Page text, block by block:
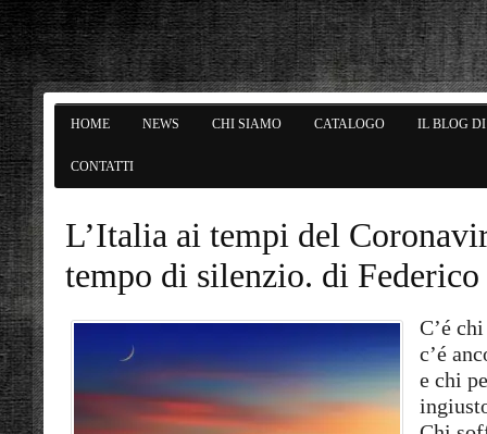
HOME NEWS CHI SIAMO CATALOGO IL BLOG
CONTATTI
L’Italia ai tempi del
tempo di silenzio. di Federico
C’é
c’é
e chi